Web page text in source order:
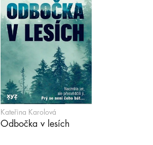
Kateřina Karolová
Odbočka v lesích